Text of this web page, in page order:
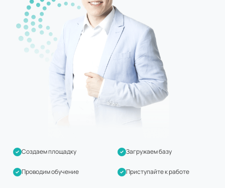
Создаем площадку Загружаем базу
Проводим обучение Приступайте к работе